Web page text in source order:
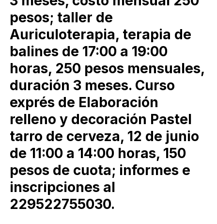
pesos; taller de
Auriculoterapia, terapia de
balines de 17:00 a 19:00
horas, 250 pesos mensuales,
duración 3 meses. Curso
exprés de Elaboración
relleno y decoración Pastel
tarro de cerveza, 12 de junio
de 11:00 a 14:00 horas, 150
pesos de cuota; informes e
inscripciones al
229522755030.